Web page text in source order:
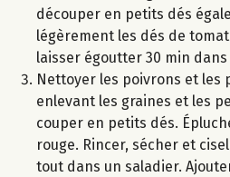
découper en petits dés
légèrement les dés de
laisser égoutter 30 min
Nettoyer les poivrons et les
enlevant les graines et les
couper en petits dés.
rouge. Rincer, sécher et
tout dans un saladier.